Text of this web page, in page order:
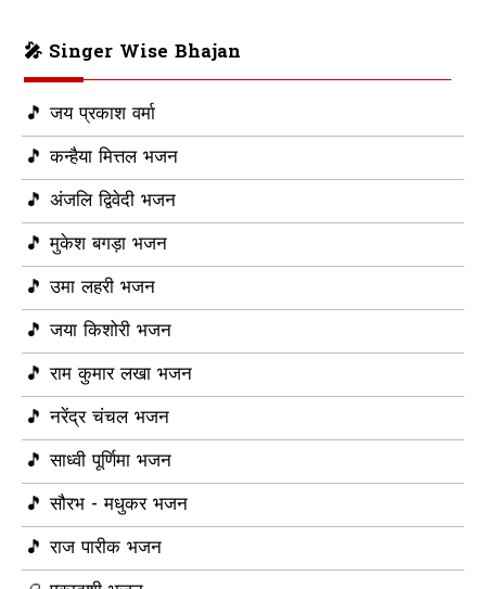
🎤 Singer Wise Bhajan
🎵 जय प्रकाश वर्मा
🎵 कन्हैया मित्तल भजन
🎵 अंजलि द्विवेदी भजन
🎵 मुकेश बगड़ा भजन
🎵 उमा लहरी भजन
🎵 जया किशोरी भजन
🎵 राम कुमार लखा भजन
🎵 नरेंद्र चंचल भजन
🎵 साध्वी पूर्णिमा भजन
🎵 सौरभ - मधुकर भजन
🎵 राज पारीक भजन